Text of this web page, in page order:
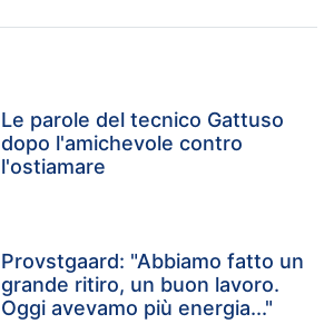
Le parole del tecnico Gattuso
dopo l'amichevole contro
l'ostiamare
Provstgaard: "Abbiamo fatto un
grande ritiro, un buon lavoro.
Oggi avevamo più energia..."